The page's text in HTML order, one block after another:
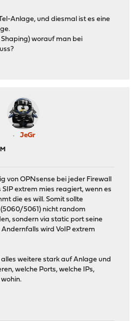
Anlage, und diesmal ist es eine
worauf man bei
JeGr
von OPNsense bei jeder Firewall
extrem mies reagiert, wenn es
die es will. Somit sollte
5061) nicht random
sondern via static port seine
wird VoIP extrem
weitere stark auf Anlage und
welche Ports, welche IPs,